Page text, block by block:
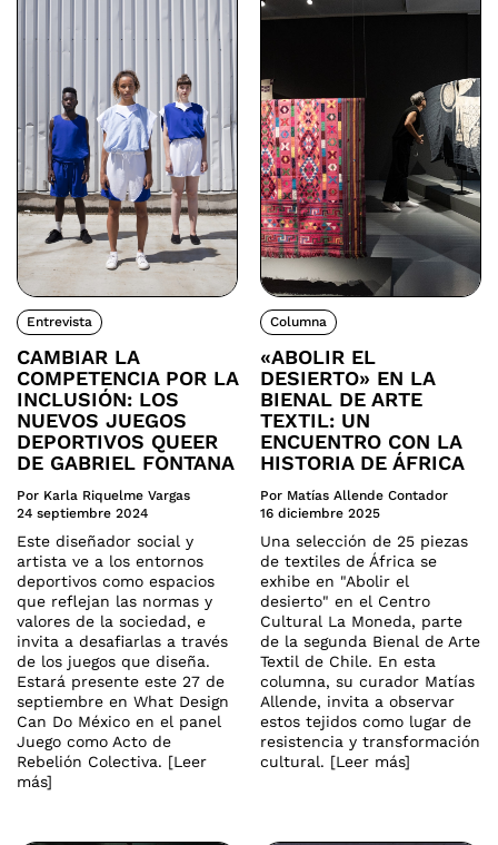
Entrevista
CAMBIAR LA
COMPETENCIA POR LA
INCLUSIÓN: LOS
NUEVOS JUEGOS
DEPORTIVOS QUEER
DE GABRIEL FONTANA
Por Karla Riquelme Vargas
24 septiembre 2024
Este diseñador social y
artista ve a los entornos
deportivos como espacios
que reflejan las normas y
valores de la sociedad, e
invita a desafiarlas a través
de los juegos que diseña.
Estará presente este 27 de
septiembre en What Design
Can Do México en el panel
Juego como Acto de
Rebelión Colectiva. [Leer
más]
Columna
«ABOLIR EL
DESIERTO» EN LA
BIENAL DE ARTE
TEXTIL: UN
ENCUENTRO CON LA
HISTORIA DE ÁFRICA
Por Matías Allende Contador
16 diciembre 2025
Una selección de 25 piezas
de textiles de África se
exhibe en "Abolir el
desierto" en el Centro
Cultural La Moneda, parte
de la segunda Bienal de Arte
Textil de Chile. En esta
columna, su curador Matías
Allende, invita a observar
estos tejidos como lugar de
resistencia y transformación
cultural. [Leer más]